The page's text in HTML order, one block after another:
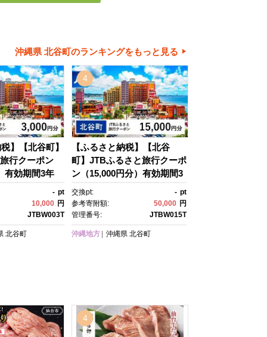
沖縄県 北谷町のランキングをもっと見る
】【北谷町】
行クーポン
有効期間3年
旅行 JTB 宿
行券 宿泊
供 子連れ カッ
- pt
10,000 円
JTBW003T
北谷町
4
【ふるさと納税】【北谷
町】JTBふるさと旅行クーポ
ン（15,000円分）有効期間3
年（Eメール発行）｜旅
行 トラベル 予約 国内旅行 J
TB 宿泊 観光 体験 旅行券 宿
ル 旅館 チケット 子供 子連
交換pt: - pt
参考寄附額:
50,000 円
管理番号:
JTBW015T
沖縄地方 沖縄県 北谷町
4